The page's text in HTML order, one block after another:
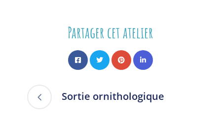
Partager cet atelier
Sortie ornithologique